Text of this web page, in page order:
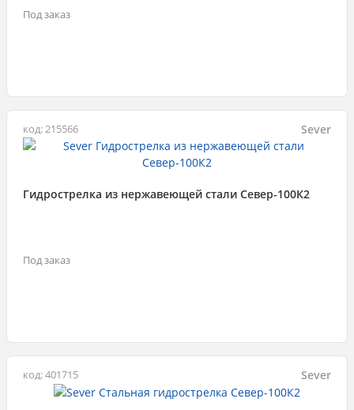
Под заказ
код: 215566 Sever
Гидрострелка из нержавеющей стали Север-100К2
Под заказ
код: 401715 Sever